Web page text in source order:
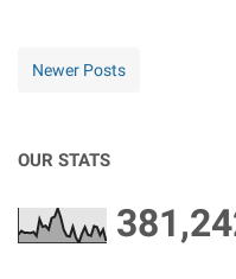
Newer Posts
OUR STATS